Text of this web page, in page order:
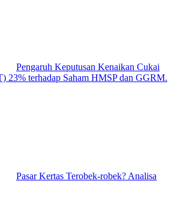
Pengaruh Keputusan Kenaikan Cukai
23% terhadap Saham HMSP dan GGRM.
Pasar Kertas Terobek-robek? Analisa